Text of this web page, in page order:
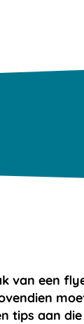
van een
tips aan